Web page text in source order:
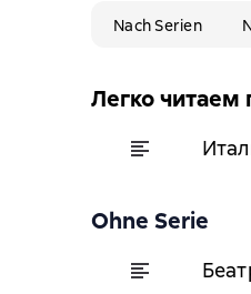
Nach Serien
Легко читаем
Ohne Serie